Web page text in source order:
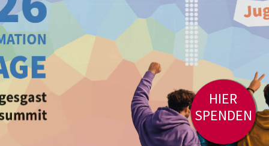
HIER
SPENDEN